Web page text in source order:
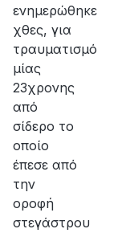
ενημερώθηκε
χθες, για
τραυματισμό
μίας
23χρονης
από
σίδερο το
οποίο
έπεσε από
την
οροφή
στεγάστρου